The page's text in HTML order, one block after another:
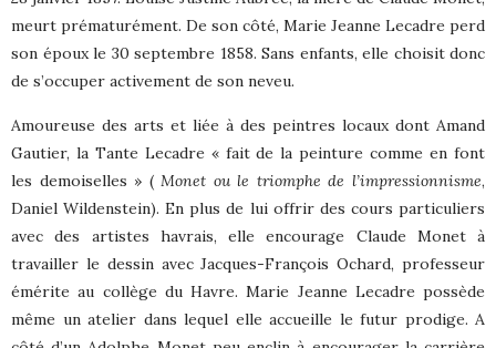
meurt prématurément. De son côté, Marie Jeanne Lecadre perd
son époux le 30 septembre 1858. Sans enfants, elle choisit donc
de s’occuper activement de son neveu.
Amoureuse des arts et liée à des peintres locaux dont Amand
Gautier, la Tante Lecadre « fait de la peinture comme en font
les demoiselles » (Monet ou le triomphe de l’impressionnisme,
Daniel Wildenstein). En plus de lui offrir des cours particuliers
avec des artistes havrais, elle encourage Claude Monet à
travailler le dessin avec Jacques-François Ochard, professeur
émérite au collège du Havre. Marie Jeanne Lecadre possède
même un atelier dans lequel elle accueille le futur prodige. A